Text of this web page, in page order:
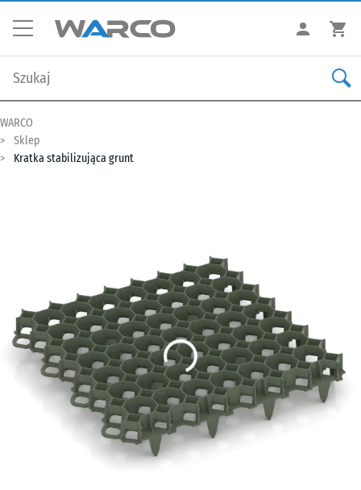
WARCO
Sklep
Kratka stabilizująca grunt